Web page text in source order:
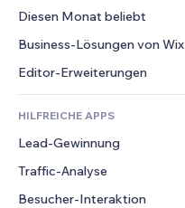
Speisen & Getränke
Dateifreigabe
News
Buttons & Menüs
Banner & Abzeichen
Taschenrechner
Suche
Wetter
Diagramme & Tabellen
Kommentare
Telefon
Community
Bewertungen und Feedback
CRM
Diesen Monat beliebt
Business-Lösungen von Wix
Editor-Erweiterungen
HILFREICHE APPS
Lead-Gewinnung
Traffic-Analyse
Besucher-Interaktion